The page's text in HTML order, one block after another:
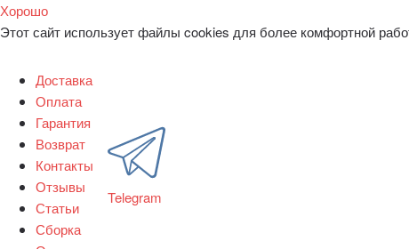
Хорошо
Этот сайт использует файлы cookies для более комфортной
Доставка
Оплата
Гарантия
Возврат
Контакты
Отзывы
Статьи
Сборка
Telegram